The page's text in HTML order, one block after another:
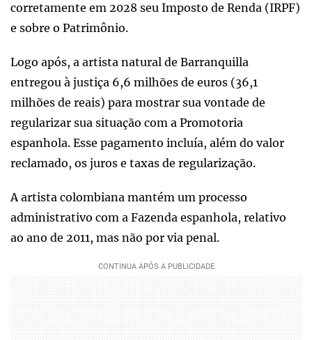
corretamente em 2028 seu Imposto de Renda (IRPF)
e sobre o Patrimônio.
Logo após, a artista natural de Barranquilla
entregou à justiça 6,6 milhões de euros (36,1
milhões de reais) para mostrar sua vontade de
regularizar sua situação com a Promotoria
espanhola. Esse pagamento incluía, além do valor
reclamado, os juros e taxas de regularização.
A artista colombiana mantém um processo
administrativo com a Fazenda espanhola, relativo
ao ano de 2011, mas não por via penal.